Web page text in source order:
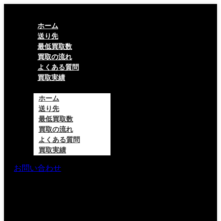
ホーム
送り先
最低買取数
買取の流れ
よくある質問
買取実績
ホーム
送り先
最低買取数
買取の流れ
よくある質問
買取実績
お問い合わせ